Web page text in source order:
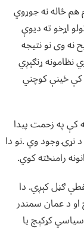
ځاله نه جوړوي
اړخو ته دیوې
نه وی نو نتیجه
نظامونه ړنګېږي
ځینې کوچني
کې په زحمت پیدا
نړۍ وجود وي .نو دا
رامنځته کوي.
ګڼل کېږي. دا
د عمان سمندر
کړکېچ یا